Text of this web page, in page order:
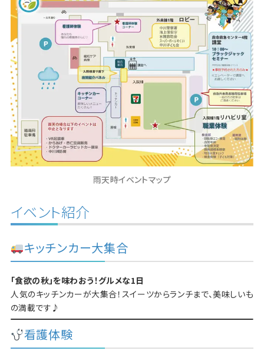
雨天時イベントマップ
イベント紹介
キッチンカー大集合
「食欲の秋」を味わおう！グルメな1日
人気のキッチンカーが大集合！スイーツからランチまで、美味しいも
の満載です♪
看護体験